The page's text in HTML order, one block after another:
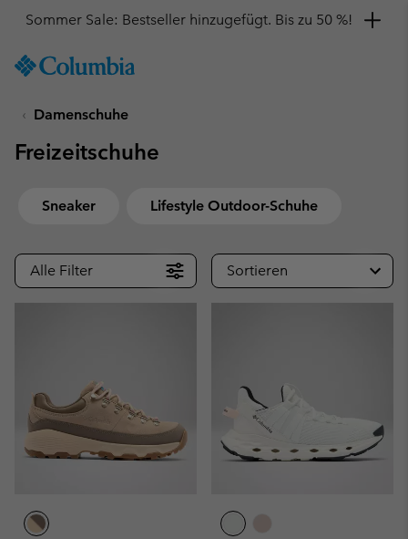
TO
SKIP
MAIN
SKIP
Hol dir einen 10 %-Gutschein
Damenschuhe
Freizeitschuhe
Sneaker Lifestyle Outdoor-Schuhe
Alle Filter Sortieren